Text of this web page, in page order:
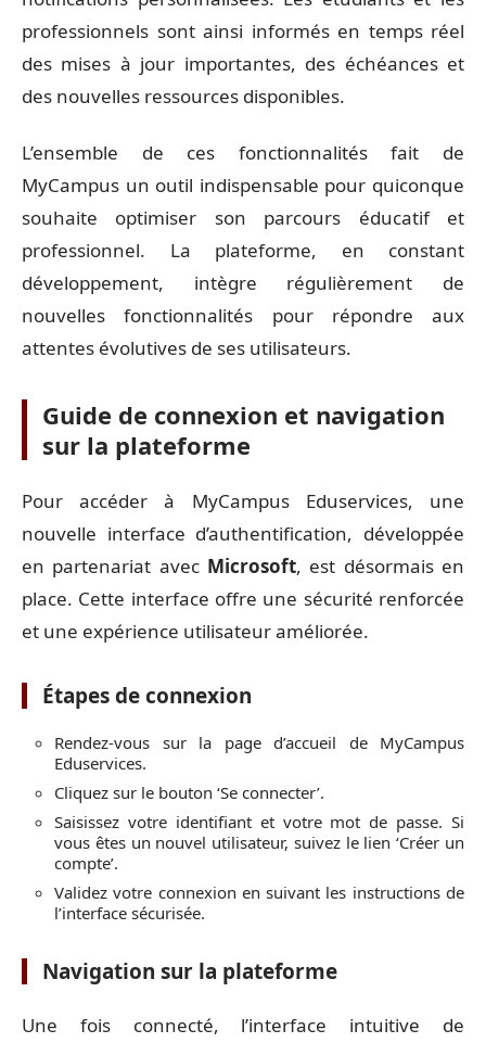
professionnels sont ainsi informés en temps réel
des mises à jour importantes, des échéances et
des nouvelles ressources disponibles.
L’ensemble de ces fonctionnalités fait de
MyCampus un outil indispensable pour quiconque
souhaite optimiser son parcours éducatif et
professionnel. La plateforme, en constant
développement, intègre régulièrement de
nouvelles fonctionnalités pour répondre aux
attentes évolutives de ses utilisateurs.
Guide de connexion et navigation
sur la plateforme
Pour accéder à MyCampus Eduservices, une
nouvelle interface d’authentification, développée
en partenariat avec Microsoft, est désormais en
place. Cette interface offre une sécurité renforcée
et une expérience utilisateur améliorée.
Étapes de connexion
Rendez-vous sur la page d’accueil de MyCampus
Eduservices.
Cliquez sur le bouton ‘Se connecter’.
Saisissez votre identifiant et votre mot de passe. Si
vous êtes un nouvel utilisateur, suivez le lien ‘Créer un
compte’.
Validez votre connexion en suivant les instructions de
l’interface sécurisée.
Navigation sur la plateforme
Une fois connecté, l’interface intuitive de